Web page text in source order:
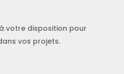
votre disposition pour
vos projets.